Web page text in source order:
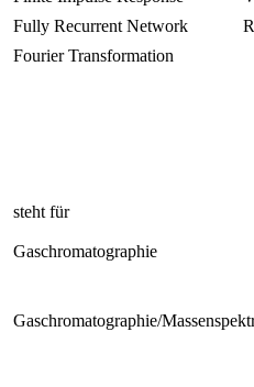
Fully Recurrent Network
Fourier Transformation
steht für
Gaschromatographie
Gaschromatographie/